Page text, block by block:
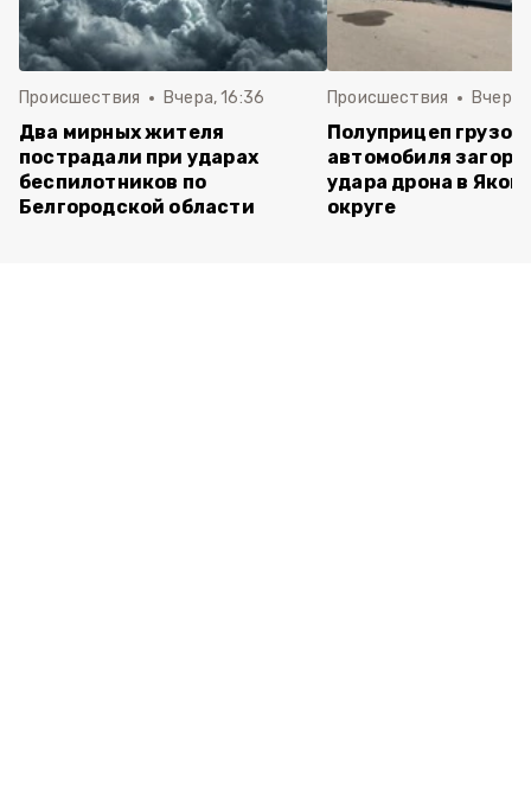
Происшествия Вчера, 16:36
Два мирных жителя
пострадали при ударах
беспилотников по
Белгородской области
Происшествия Вчера,
Полуприцеп
автомобиля
удара дрона в
округе